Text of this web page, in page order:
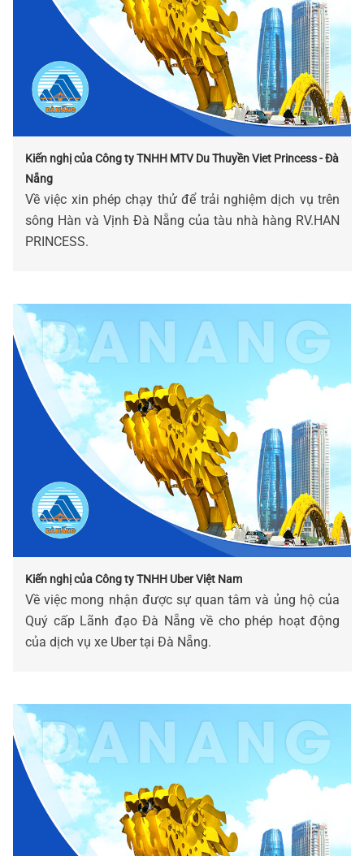
Kiến nghị của Công ty TNHH MTV Du Thuyền Viet Princess - Đà
Nẵng
Về việc xin phép chạy thử để trải nghiệm dịch vụ trên
sông Hàn và Vịnh Đà Nẵng của tàu nhà hàng RV.HAN
PRINCESS.
Kiến nghị của Công ty TNHH Uber Việt Nam
Về việc mong nhận được sự quan tâm và ủng hộ của
Quý cấp Lãnh đạo Đà Nẵng về cho phép hoạt động
của dịch vụ xe Uber tại Đà Nẵng.